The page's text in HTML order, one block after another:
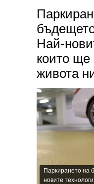
Най-
които ще
живота
Паркирането на
новите